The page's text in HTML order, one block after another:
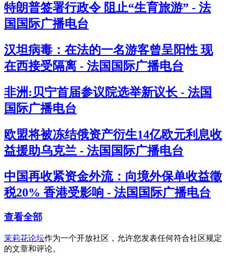
特朗普签署行政令 阻止“生育旅游” - 法
国国际广播电台
汉坦病毒：在法的一名游客曾呈阳性 现
在西接受隔离 - 法国国际广播电台
非洲:贝宁首届参议院选举新议长 - 法国
国际广播电台
欧盟将被冻结俄资产衍生14亿欧元利息收
益援助乌克兰 - 法国国际广播电台
中国再收紧资金外流：向境外保单收益徵
税20% 香港受影响 - 法国国际广播电台
查看全部
茉莉花论坛作为一个开放社区，允许您发表任何符合社区规定
的文章和评论。